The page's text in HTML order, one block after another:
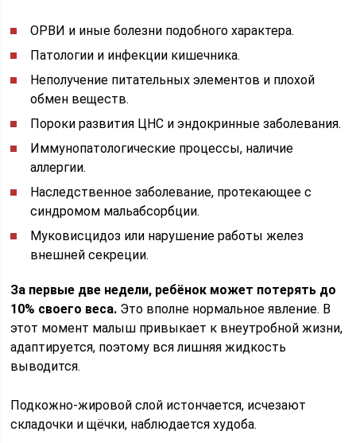
ОРВИ и иные болезни подобного характера.
Патологии и инфекции кишечника.
Неполучение питательных элементов и плохой
обмен веществ.
Пороки развития ЦНС и эндокринные заболевания.
Иммунопатологические процессы, наличие
аллергии.
Наследственное заболевание, протекающее с
синдромом мальабсорбции.
Муковисцидоз или нарушение работы желез
внешней секреции.
За первые две недели, ребёнок может потерять до
10% своего веса. Это вполне нормальное явление. В
этот момент малыш привыкает к внеутробной жизни,
адаптируется, поэтому вся лишняя жидкость
выводится.
Подкожно-жировой слой истончается, исчезают
складочки и щёчки, наблюдается худоба.